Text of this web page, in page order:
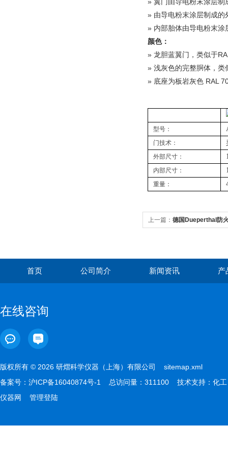
» 由导电粉末涂层制成的
» 内部胎体由导电粉末涂
颜色：
» 龙胆蓝翼门，类似于
» 浅灰色的完整胴体，类
» 底座为板岩灰色 RAL
型号：
门技术：
外部尺寸：
内部尺寸：
重量：
上一篇： 德国Dueperthal防
首页 公司简介 新闻资讯 产
在线咨询
版权所有 © 2026 研熠科学仪器（上海）有限公司 sitemap.xml
备案号： 沪ICP备16040874号-1 总访问量：311100 技术支持： 化工
仪器网
管理登陆